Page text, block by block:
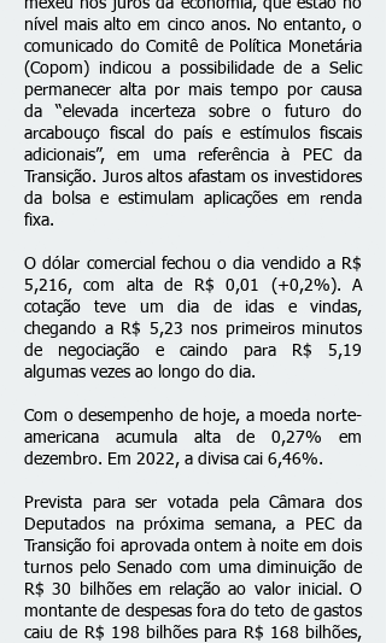
mexeu nos juros da economia, que estão no
nível mais alto em cinco anos. No entanto, o
comunicado do Comitê de Política Monetária
(Copom) indicou a possibilidade de a Selic
permanecer alta por mais tempo por causa
da “elevada incerteza sobre o futuro do
arcabouço fiscal do país e estímulos fiscais
adicionais”, em uma referência à PEC da
Transição. Juros altos afastam os investidores
da bolsa e estimulam aplicações em renda
fixa.
O dólar comercial fechou o dia vendido a R$
5,216, com alta de R$ 0,01 (+0,2%). A
cotação teve um dia de idas e vindas,
chegando a R$ 5,23 nos primeiros minutos
de negociação e caindo para R$ 5,19
algumas vezes ao longo do dia.
Com o desempenho de hoje, a moeda norte-
americana acumula alta de 0,27% em
dezembro. Em 2022, a divisa cai 6,46%.
Prevista para ser votada pela Câmara dos
Deputados na próxima semana, a PEC da
Transição foi aprovada ontem à noite em dois
turnos pelo Senado com uma diminuição de
R$ 30 bilhões em relação ao valor inicial. O
montante de despesas fora do teto de gastos
caiu de R$ 198 bilhões para R$ 168 bilhões,